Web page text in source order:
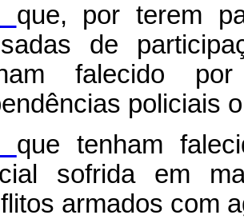
que, por terem
de
falecido
policiais
que tenham
sofrida em
armados com